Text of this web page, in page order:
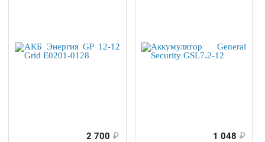
2 700 ₽ 1 048 ₽